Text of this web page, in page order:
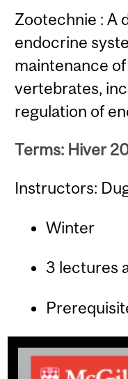
Zootechnie : A
endocrine
maintenance
vertebrates,
regulation of
Terms: Hiver
Instructors:
Winter
3 lectures